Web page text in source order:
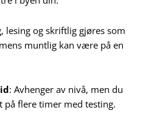
lesing og skriftlig gjøres som
muntlig kan være på en
: Avhenger av nivå, men du
flere timer med testing.